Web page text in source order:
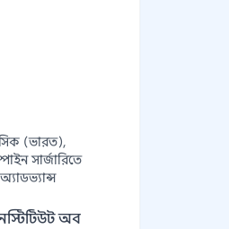
(ভারত),
সার্জারিতে
অব